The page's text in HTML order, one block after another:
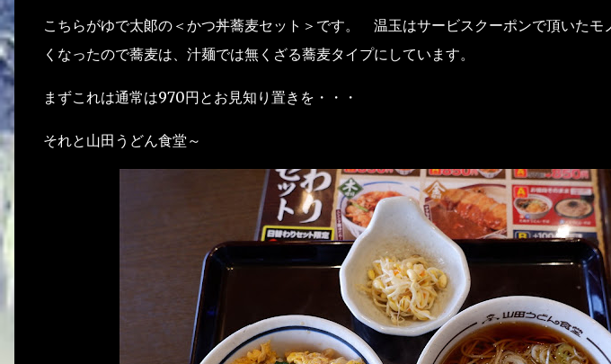
こちらがゆで太郞の＜かつ丼蕎麦セット＞です。 温玉はサービスクーポンで頂いたモ
くなったので蕎麦は、汁麺では無くざる蕎麦タイプにしています。
まずこれは通常は970円とお見知り置きを・・・
それと山田うどん食堂～